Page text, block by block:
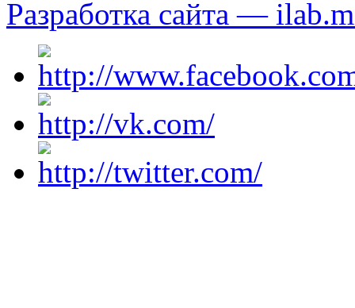
Разработка сайта —